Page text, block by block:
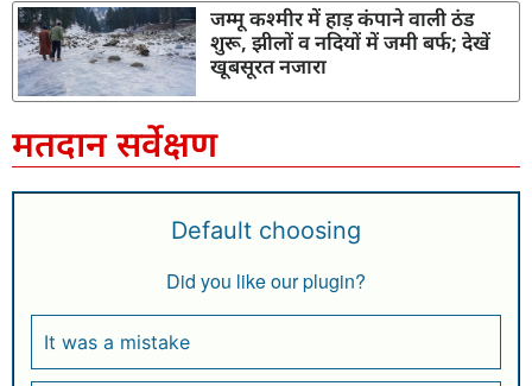
जम्मू कश्मीर में हाड़ कंपाने वाली ठंड
शुरू, झीलों व नदियों में जमी बर्फ; देखें
खूबसूरत नजारा
मतदान सर्वेक्षण
Default choosing
Did you like our plugin?
It was a mistake